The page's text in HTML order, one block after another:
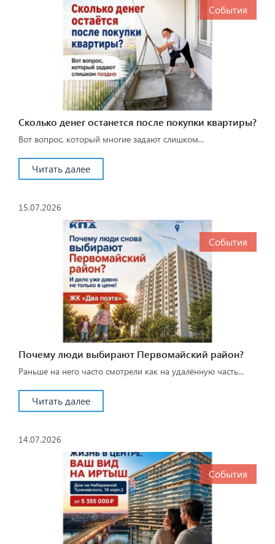
События
Сколько денег останется после покупки квартиры?
Вот вопрос, который многие задают слишком...
Читать далее
15.07.2026
События
Почему люди выбирают Первомайский район?
Раньше на него часто смотрели как на удалённую часть...
Читать далее
14.07.2026
События